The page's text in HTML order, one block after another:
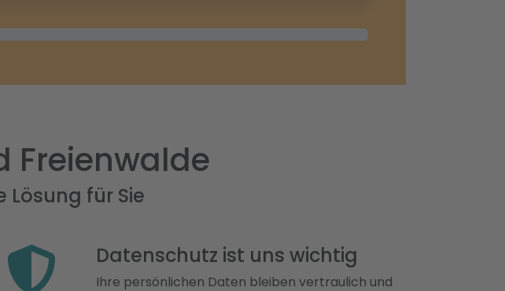
Freienwalde
für Sie
Datenschutz ist uns wichtig
Ihre persönlichen Daten bleiben vertraulich und